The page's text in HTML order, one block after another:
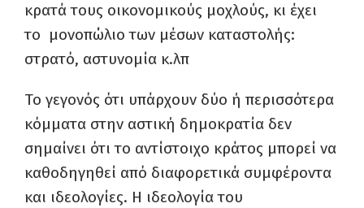
κρατά τους οικονομικούς μοχλούς, κι έχει
το μονοπώλιο των μέσων καταστολής:
στρατό, αστυνομία κ.λπ
Το γεγονός ότι υπάρχουν δύο ή περισσότερα
κόμματα στην αστική δημοκρατία δεν
σημαίνει ότι το αντίστοιχο κράτος μπορεί να
καθοδηγηθεί από διαφορετικά συμφέροντα
και ιδεολογίες. Η ιδεολογία του